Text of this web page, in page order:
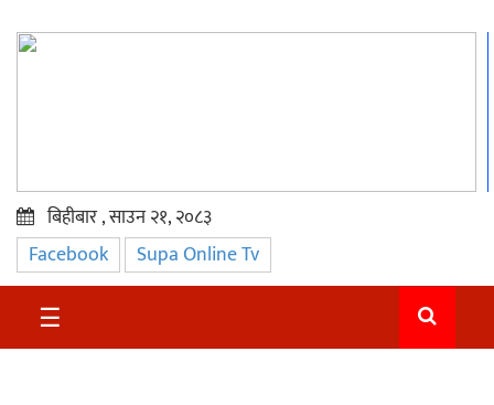
प्रमुख
समाचार
सुदुर
बिहीबार , साउन २१, २०८३
Facebook Supa Online Tv
☰